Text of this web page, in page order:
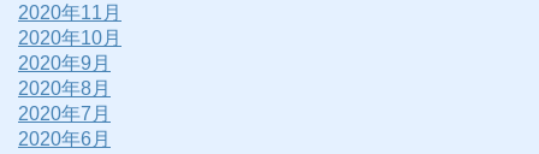
2020年11月
2020年10月
2020年9月
2020年8月
2020年7月
2020年6月